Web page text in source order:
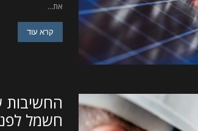
את...
קרא עוד
החשיבות
חשמל